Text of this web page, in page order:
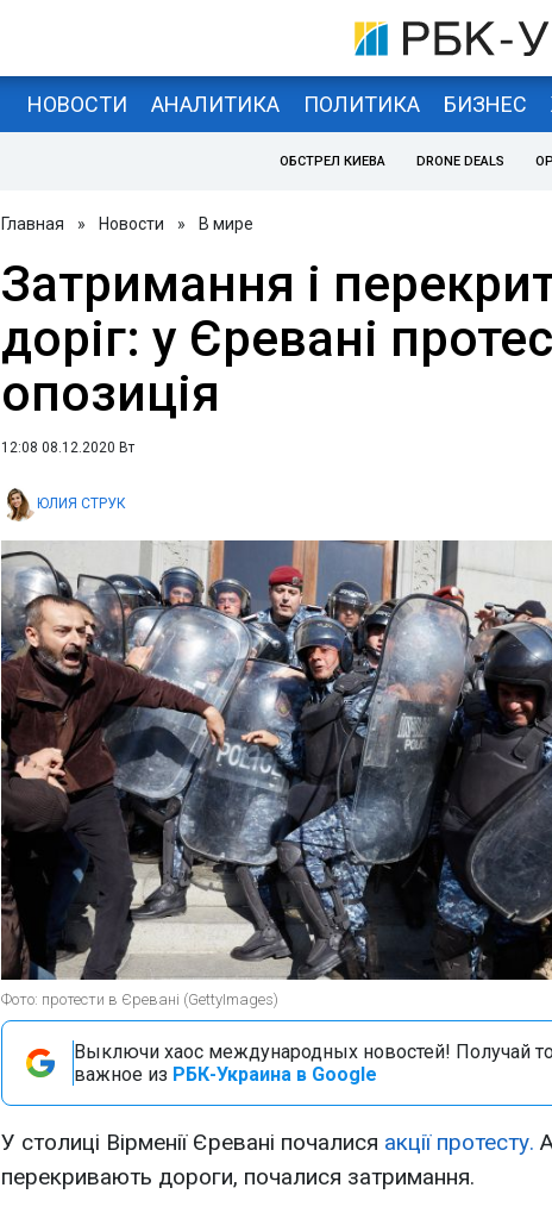
НОВОСТИ АНАЛИТИКА ПОЛИТИКА БИЗНЕС
ОБСТРЕЛ КИЕВА DRONE DEALS
Главная » Новости » В мире
Затримання і
доріг: у Єревані
опозиція
12:08 08.12.2020 Вт
ЮЛИЯ СТРУК
Фото: протести в Єревані (GettyImages)
Выключи хаос международных новостей! Получай
важное из РБК-Украина в Google
У столиці Вірменії Єревані почалися акції протесту.
перекривають дороги, почалися затримання.